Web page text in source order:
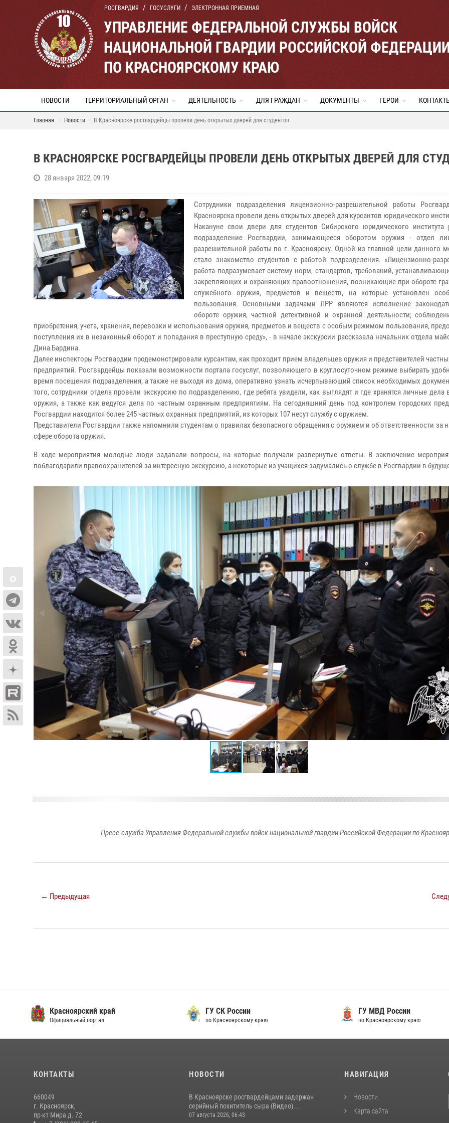
РОСГВАРДИЯ ГОСУСЛУГИ ЭЛЕКТРОННАЯ ПРИЕМНАЯ
УПРАВЛЕНИЕ ФЕДЕРАЛЬНОЙ СЛУЖБЫ ВОЙСК
НАЦИОНАЛЬНОЙ ГВАРДИИ РОССИЙСКОЙ
ПО КРАСНОЯРСКОМУ КРАЮ
НОВОСТИ ТЕРРИТОРИАЛЬНЫЙ ОРГАН ДЕЯТЕЛЬНОСТЬ ДЛЯ ГРАЖДАН ДОКУМЕНТЫ ГЕРОИ
Главная Новости В Красноярске росгвардейцы провели день открытых дверей для студентов
В КРАСНОЯРСКЕ РОСГВАРДЕЙЦЫ ПРОВЕЛИ ДЕНЬ ОТКРЫТЫХ ДВЕРЕЙ ДЛЯ
28 января 2022, 09:19
Сотрудники подразделения лицензионно-разрешительной работы
Красноярска провели день открытых дверей для курсантов юридического
Накануне свои двери для студентов Сибирского юридического института
подразделение Росгвардии, занимающееся оборотом оружия - отдел
разрешительной работы по г. Красноярску. Одной из главной цели данного
стало знакомство студентов с работой подразделения. «Лицензионно-
работа подразумевает систему норм, стандартов, требований,
закрепляющих и охраняющих правоотношения, возникающие при обороте
служебного оружия, предметов и веществ, на которые установлен
пользования. Основными задачами ЛРР являются исполнение
обороте оружия, частной детективной и охранной деятельности;
приобретения, учета, хранения, перевозки и использования оружия, предметов и веществ с особым режимом пользования,
поступления их в незаконный оборот и попадания в преступную среду», - в начале экскурсии рассказала начальник отдела
Дина Бардина.
Далее инспекторы Росгвардии продемонстрировали курсантам, как проходит прием владельцев оружия и представителей
предприятий. Росгвардейцы показали возможности портала госуслуг, позволяющего в круглосуточном режиме выбирать
время посещения подразделения, а также не выходя из дома, оперативно узнать исчерпывающий список необходимых
того, сотрудники отдела провели экскурсию по подразделению, где ребята увидели, как выглядят и где хранятся личные дела
оружия, а также как ведутся дела по частным охранным предприятиям. На сегодняшний день под контролем городских
Росгвардии находится более 245 частных охранных предприятий, из которых 107 несут службу с оружием.
Представители Росгвардии также напомнили студентам о правилах безопасного обращения с оружием и об ответственности за
сфере оборота оружия.
В ходе мероприятия молодые люди задавали вопросы, на которые получали развернутые ответы. В заключение
поблагодарили правоохранителей за интересную экскурсию, а некоторые из учащихся задумались о службе в Росгвардии в
Пресс-служба Управления Федеральной службы войск национальной гвардии Российской Федерации по
← Предыдущая
Красноярский край
Официальный портал
ГУ СК России
по Красноярскому краю
ГУ МВД России
по Красноярскому краю
КОНТАКТЫ
660049
г. Красноярск,
пр-кт Мира д. 72
НОВОСТИ
В Красноярске росгвардейцами задержан
серийный похититель сыра (Видео)...
07 августа 2026, 06:43
НАВИГАЦИЯ
Новости
Карта сайта